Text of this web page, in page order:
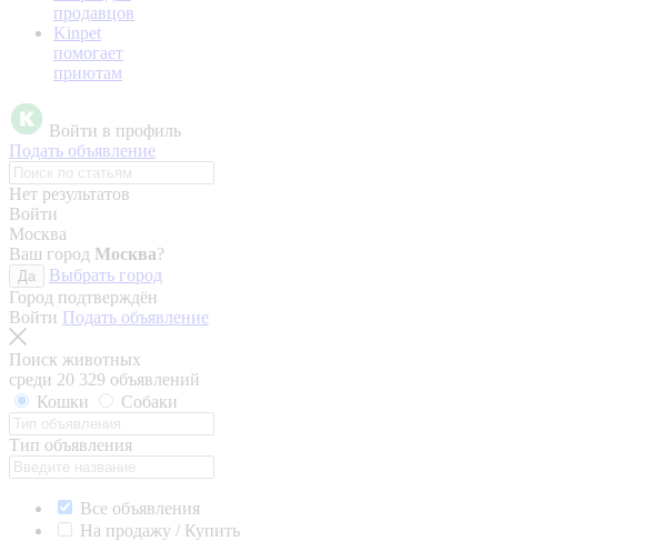
продавцов
Kinpet
помогает
приютам
Войти в профиль
Подать объявление
Нет результатов
Войти
Москва
Ваш город Москва?
Да
Выбрать город
Город подтверждён
Войти Подать объявление
Поиск животных
среди 20 329 объявлений
Кошки
Собаки
Тип объявления
Все объявления
На продажу / Купить